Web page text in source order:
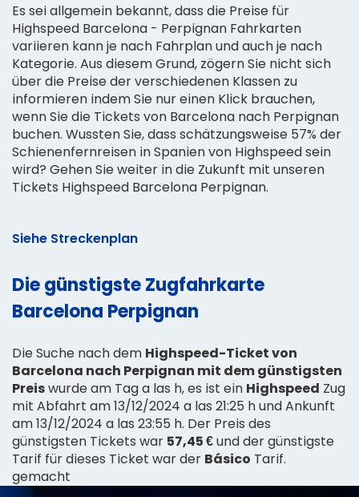
Es sei allgemein bekannt, dass die Preise für
Highspeed Barcelona - Perpignan Fahrkarten
variieren kann je nach Fahrplan und auch je nach
Kategorie. Aus diesem Grund, zögern Sie nicht sich
über die Preise der verschiedenen Klassen zu
informieren indem Sie nur einen Klick brauchen,
wenn Sie die Tickets von Barcelona nach Perpignan
buchen. Wussten Sie, dass schätzungsweise 57% der
Schienenfernreisen in Spanien von Highspeed sein
wird? Gehen Sie weiter in die Zukunft mit unseren
Tickets Highspeed Barcelona Perpignan.
Siehe Streckenplan
Die günstigste Zugfahrkarte
Barcelona Perpignan
Die Suche nach dem Highspeed-Ticket von
Barcelona nach Perpignan mit dem günstigsten
Preiswurde am Tag a las h, es ist ein Highspeed Zug
mit Abfahrt am 13/12/2024 a las 21:25 h und Ankunft
am 13/12/2024 a las 23:55 h. Der Preis des
günstigsten Tickets war 57,45 €und der günstigste
Tarif für dieses Ticket war der Básico Tarif.
gemacht